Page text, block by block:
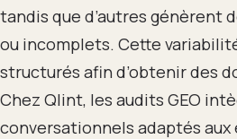
tandis que d’autres génèrent
ou incomplets. Cette
structurés afin d’obtenir des
Chez Qlint, les audits GEO
conversationnels adaptés aux